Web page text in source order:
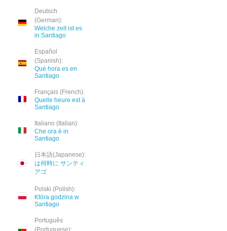
Deutsch
(German):
Welche zeit ist es
in Santiago
Español
(Spanish):
Qué hora es en
Santiago
Français (French):
Quelle heure est à
Santiago
Italiano (Italian):
Che ora è in
Santiago
日本語(Japanese):
は何時に サンティ
アゴ
Polski (Polish):
Która godzina w
Santiago
Português
(Portuguese):